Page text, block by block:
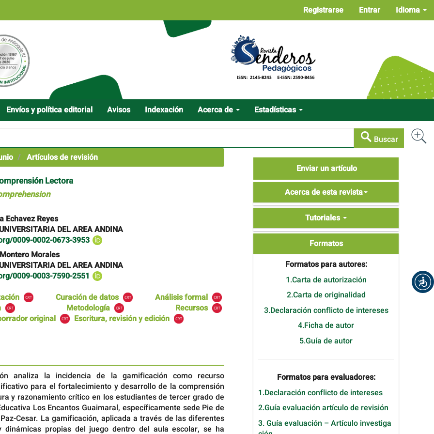
Idioma
Registrarse Entrar
Envíos y política editorial Avisos Indexación Acerca de Estadísticas
Buscar
Artículos de revisión
Lectora
Echavez Reyes
DEL AREA ANDINA
0009-0002-0673-3953
Morales
DEL AREA ANDINA
0009-0003-7590-2551
Curación de datos
Análisis formal
Metodología
Recursos
original
Escritura, revisión y edición
analiza la incidencia de la gamificación como recurso
para el fortalecimiento y desarrollo de la comprensión
y razonamiento crítico en los estudiantes de tercer grado de
Los Encantos Guaimaral, específicamente sede Pie de
Cesar. La gamificación, aplicada a través de las diferentes
dinámicas propias del juego dentro del aula escolar, se ha
un
artículo
Enviar un artículo
Acerca de esta revista
Tutoriales
Formatos
Formatos para autores:
1.Carta de autorización
2.Carta de originalidad
3.Declaración conflicto de intereses
4.Ficha de autor
5.Guía de autor
Formatos para evaluadores:
1.Declaración conflicto de intereses
2.Guía evaluación artículo de revisión
3. Guía evaluación – Artículo investiga